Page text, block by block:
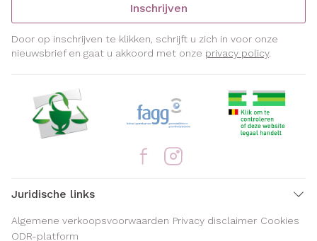
Inschrijven
Door op inschrijven te klikken, schrijft u zich in voor onze
nieuwsbrief en gaat u akkoord met onze privacy policy.
Juridische links
Algemene verkoopsvoorwaarden Privacy disclaimer Cookies
ODR-platform